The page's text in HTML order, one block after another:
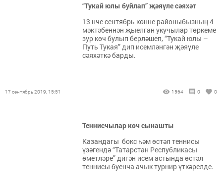
“Тукай юлы буйлап” җәяүле сәяхәт
13 нче сентябрь көнне районыбызның 4
мәктәбеннән җыелган укучылар төркеме
зур көч булып берләшеп, “Тукай юлы –
Путь Тукая” дип исемләнгән җәяүле
сәяхәткә барды.
17 сентябрь 2019, 15:51 1564 0 0
Теннисчылар көч сынашты
Казандагы бокс һәм өстәл теннисы
үзәгендә “Татарстан Республикасы
өметләре” дигән исем астында өстәл
теннисы буенча ачык турнир үткәрелде.